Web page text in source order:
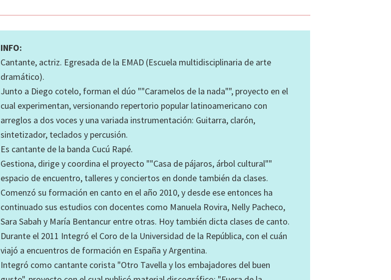
INFO:
Cantante, actriz. Egresada de la EMAD (Escuela multidisciplinaria de arte
dramático).
Junto a Diego cotelo, forman el dúo ""Caramelos de la nada"", proyecto en el
cual experimentan, versionando repertorio popular latinoamericano con
arreglos a dos voces y una variada instrumentación: Guitarra, clarón,
sintetizador, teclados y percusión.
Es cantante de la banda Cucú Rapé.
Gestiona, dirige y coordina el proyecto ""Casa de pájaros, árbol cultural""
espacio de encuentro, talleres y conciertos en donde también da clases.
Comenzó su formación en canto en el año 2010, y desde ese entonces ha
continuado sus estudios con docentes como Manuela Rovira, Nelly Pacheco,
Sara Sabah y María Bentancur entre otras. Hoy también dicta clases de canto.
Durante el 2011 Integró el Coro de la Universidad de la República, con el cuán
viajó a encuentros de formación en España y Argentina.
Integró como cantante corista "Otro Tavella y los embajadores del buen